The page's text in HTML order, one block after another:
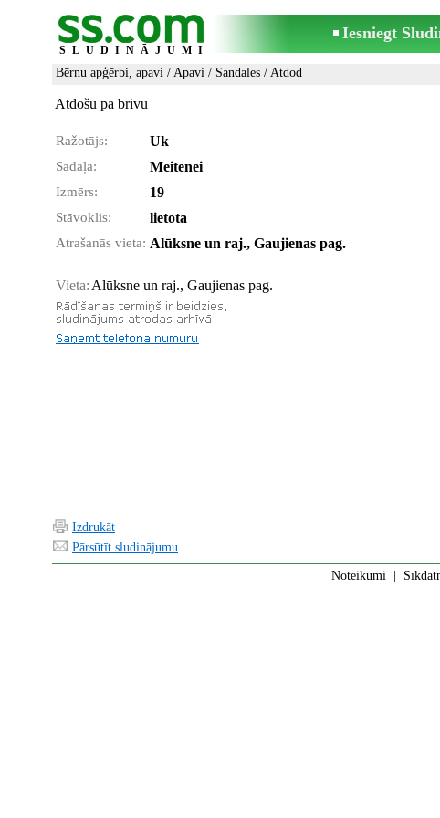
SLUDINĀJUMI
Iesniegt
Bērnu apģērbi, apavi / Apavi / Sandales / Atdod
Atdošu pa brivu
Ražotājs: Uk
Sadaļa: Meitenei
Izmērs: 19
Stāvoklis: lietota
Atrašanās vieta: Alūksne un raj., Gaujienas pag.
Vieta: Alūksne un raj., Gaujienas pag.
Izdrukāt
Pārsūtīt sludinājumu
Noteikumi